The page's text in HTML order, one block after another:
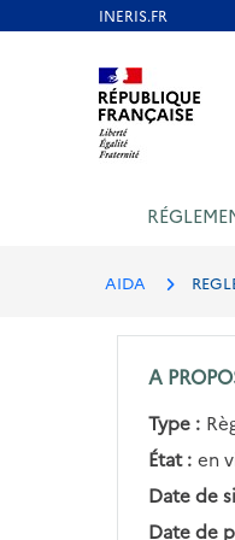
Aller au contenu
AIDA
A
Type :
État : en
Date de
Date de